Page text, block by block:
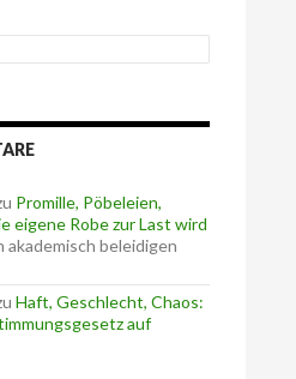
Promille, Pöbeleien,
eigene Robe zur Last wird
akademisch beleidigen
Haft, Geschlecht, Chaos:
auf